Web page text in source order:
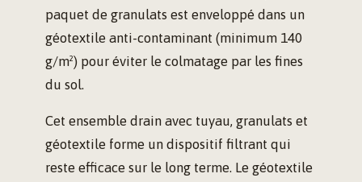
paquet de granulats est enveloppé dans un
géotextile anti-contaminant (minimum 140
g/m²) pour éviter le colmatage par les fines
du sol.
Cet ensemble drain avec tuyau, granulats et
géotextile forme un dispositif filtrant qui
reste efficace sur le long terme. Le géotextile